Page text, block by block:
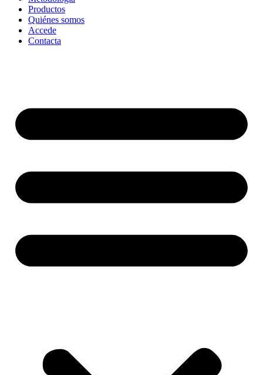
Productos
Quiénes somos
Accede
Contacta